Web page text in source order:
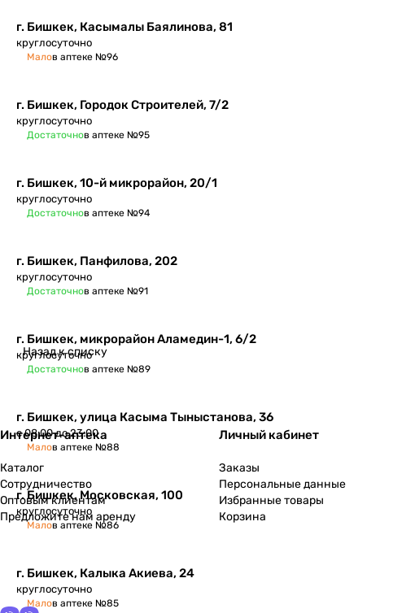
г. Бишкек, ​Касымалы Баялинова, 81
круглосуточно
Малов аптеке №96
​г. Бишкек, Городок Строителей, 7/2
круглосуточно
Достаточнов аптеке №95
г. Бишкек, 10-й микрорайон, 20/1
круглосуточно
Достаточнов аптеке №94
г. Бишкек, Панфилова, 202
круглосуточно
Достаточнов аптеке №91
г. Бишкек, микрорайон Аламедин-1, 6/2
круглосуточно
Достаточнов аптеке №89
г. Бишкек, улица Касыма Тыныстанова, 36
с 08:00 до 23:00
Малов аптеке №88
г. Бишкек, Московская, 100
круглосуточно
Малов аптеке №86
г. Бишкек, Калыка Акиева, 24
круглосуточно
Малов аптеке №85
Назад к списку
Интернет-аптека
Каталог
Сотрудничество
Оптовым клиентам
Предложите нам аренду
Личный кабинет
Заказы
Персональные данные
Избранные товары
Корзина